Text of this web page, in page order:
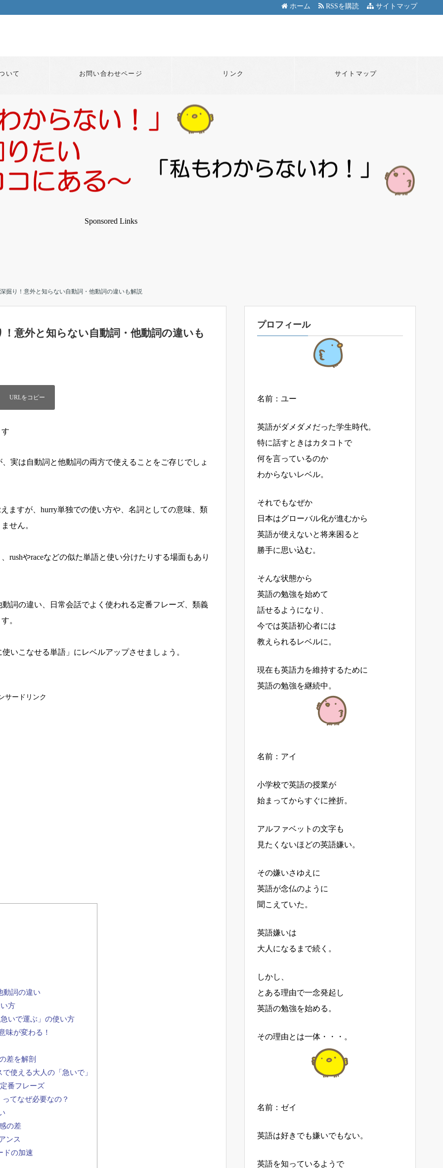
サイトマップ
RSSを購読
ホーム
いて お問い合わせページ リンク サイトマップ
Sponsored Links
掘り！意外と知らない自動詞・他動詞の違いも解説
意外と知らない自動詞・他動詞の違いも
実は自動詞と他動詞の両方で使えることをご存じでしょ
ますが、hurry単独での使い方や、名詞としての意味、類
せん。
rushやraceなどの似た単語と使い分けたりする場面もあり
詞の違い、日常会話でよく使われる定番フレーズ、類義
。
いこなせる単語」にレベルアップさせましょう。
サードリンク
動詞の違い
方
いで運ぶ」の使い方
味が変わる！
差を解剖
使える大人の「急いで」
番フレーズ
てなぜ必要なの？
の差
ンス
ドの加速
プロフィール
名前：ユー
英語がダメダメだった学生時代。
特に話すときはカタコトで
何を言っているのか
わからないレベル。
それでもなぜか
日本はグローバル化が進むから
英語が使えないと将来困ると
勝手に思い込む。
そんな状態から
英語の勉強を始めて
話せるようになり、
今では英語初心者には
教えられるレベルに。
現在も英語力を維持するために
英語の勉強を継続中。
名前：アイ
小学校で英語の授業が
始まってからすぐに挫折。
アルファベットの文字も
見たくないほどの英語嫌い。
その嫌いさゆえに
英語が念仏のように
聞こえていた。
英語嫌いは
大人になるまで続く。
しかし、
とある理由で一念発起し
英語の勉強を始める。
その理由とは一体・・・。
名前：ゼイ
英語は好きでも嫌いでもない。
英語を知っているようで